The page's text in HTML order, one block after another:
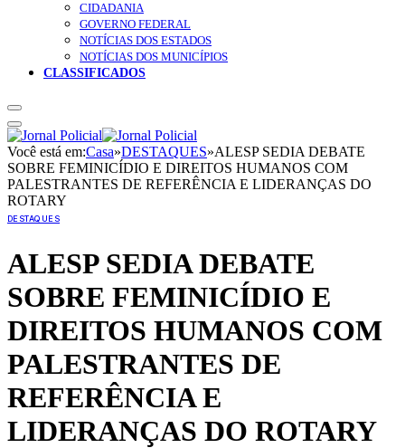
CIDADANIA
GOVERNO FEDERAL
NOTÍCIAS DOS ESTADOS
NOTÍCIAS DOS MUNICÍPIOS
CLASSIFICADOS
Você está em:Casa»DESTAQUES»ALESP SEDIA DEBATE
SOBRE FEMINICÍDIO E DIREITOS HUMANOS COM
PALESTRANTES DE REFERÊNCIA E LIDERANÇAS DO
ROTARY
DESTAQUES
ALESP SEDIA DEBATE
SOBRE FEMINICÍDIO E
DIREITOS HUMANOS COM
PALESTRANTES DE
REFERÊNCIA E
LIDERANÇAS DO ROTARY